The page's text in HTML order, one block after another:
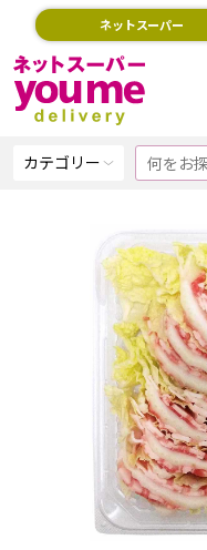
ネットスーパー
カテゴリー